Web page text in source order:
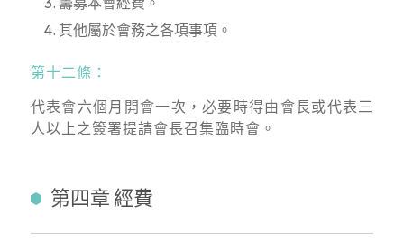
其他屬於會務之各項事項。
第十二條：
代表會六個月開會一次，必要時得由會長或代表三
人以上之簽署提請會長召集臨時會。
第四章 經費